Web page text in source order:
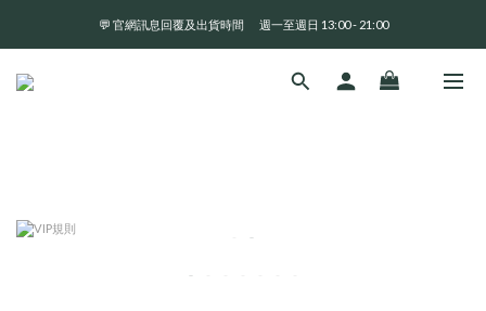
全 館 消 費 滿 三 千 免 運 費 🤘🏻
💬 官網訊息回覆及出貨時間       週一至週日 13:00 - 21:00
全 館 消 費 滿 三 千 免 運 費 🤘🏻